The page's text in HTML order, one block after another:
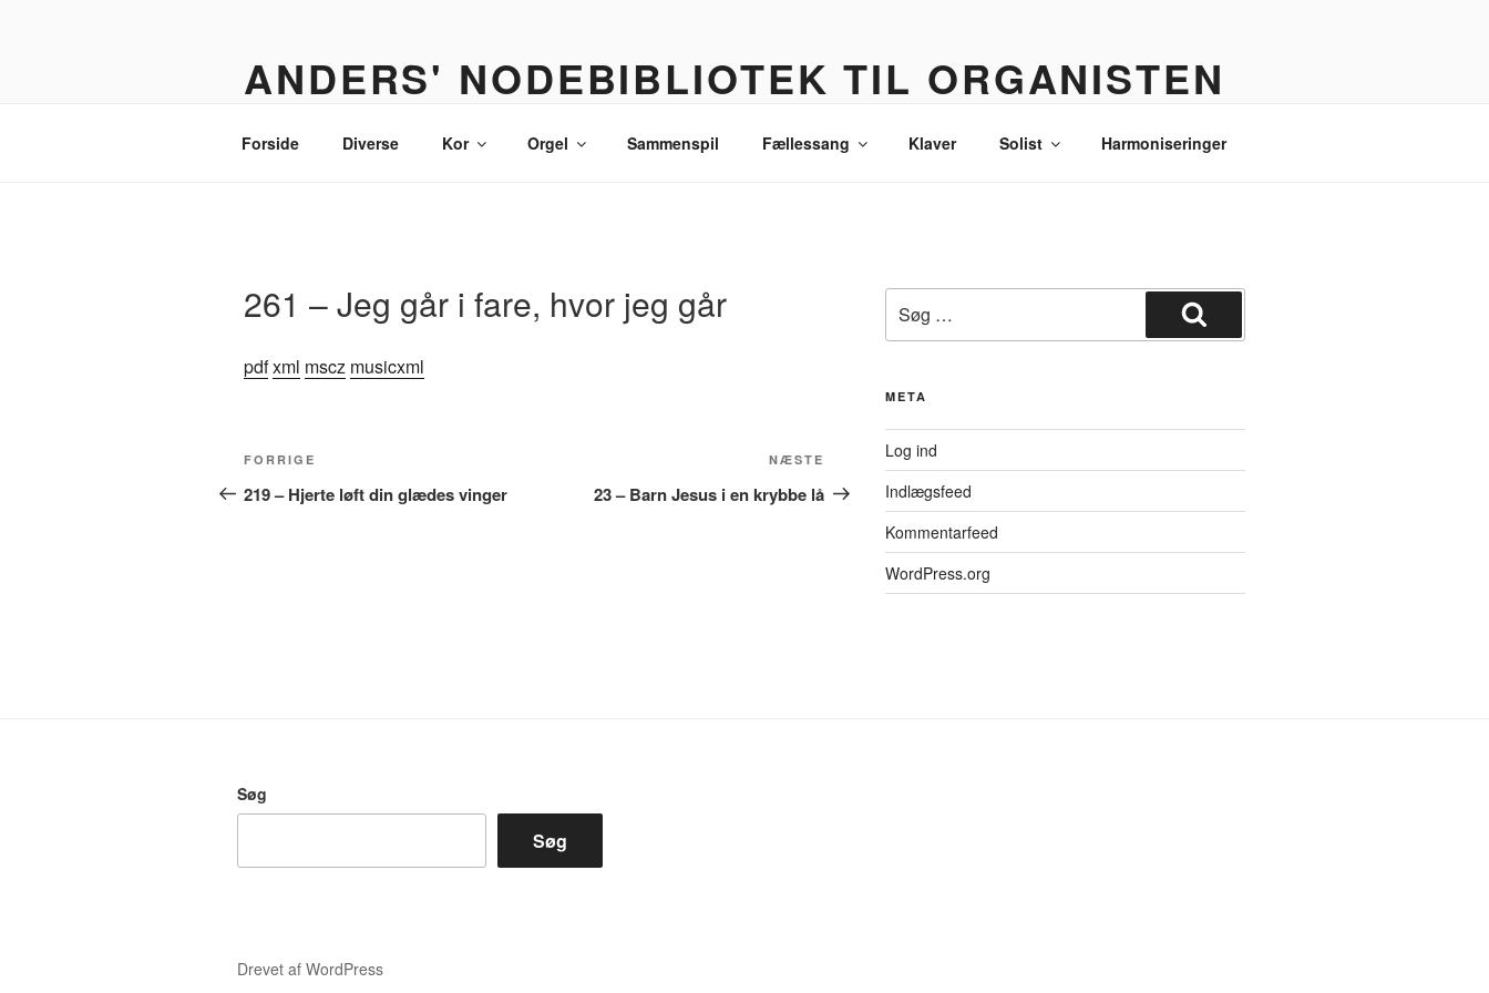
ANDERS' NODEBIBLIOTEK TIL ORGANISTEN
Forside Diverse Kor Orgel Sammenspil Fællessang Klaver Solist Harmoniseringer
261 – Jeg går i fare, hvor jeg går
pdfxml mscz musicxml
Indlægsnavigation
Forrige
indlæg
FORRIGE
219 – Hjerte løft din glædes vinger
indlæg
NÆSTE
23 – Barn Jesus i en krybbe lå
efter:
Søg
META
Log ind
Indlægsfeed
Kommentarfeed
WordPress.org
Søg
Søg
Drevet af WordPress